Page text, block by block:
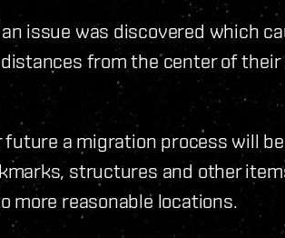
issue was discovered which
from the center of
future a migration process will
structures and other
more reasonable locations.